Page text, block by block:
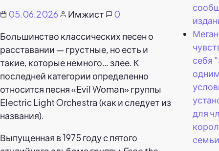
05.06.2026 Имжист
0
Большинство классических песен о
расставании — грустные, но есть и
такие, которые немного… злее. К
последней категории определенно
относится песня «Evil Woman» группы
Electric Light Orchestra (как и следует из
названия).
Выпущенная в 1975 году с пятого
себя
для